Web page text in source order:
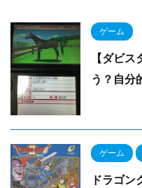
ゲーム
【ダビ
う？自分
ゲーム
ドラゴ